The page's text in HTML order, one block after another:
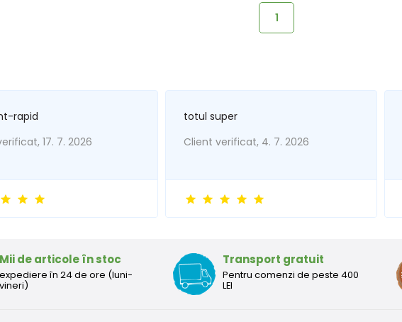
1
rapid
17. 7. 2026
totul super
Client verificat, 4. 7. 2026
de articole în stoc
în 24 de ore (luni-
Transport gratuit
Pentru comenzi de peste 400
LEI